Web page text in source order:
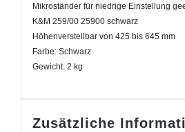
Mikroständer für niedrige Einstellung
K&M 259/00 25900 schwarz
Höhenverstellbar von 425 bis 645 mm
Farbe: Schwarz
Gewicht: 2 kg
Zusätzliche